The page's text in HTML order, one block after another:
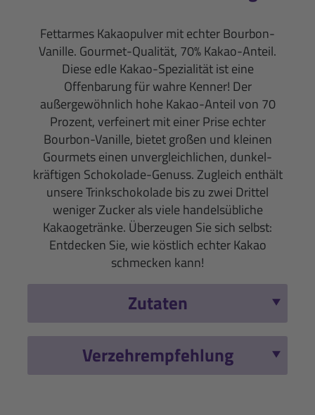
Fettarmes Kakaopulver mit echter Bourbon-
Vanille. Gourmet-Qualität, 70% Kakao-Anteil.
Diese edle Kakao-Spezialität ist eine
Offenbarung für wahre Kenner! Der
außergewöhnlich hohe Kakao-Anteil von 70
Prozent, verfeinert mit einer Prise echter
Bourbon-Vanille, bietet großen und kleinen
Gourmets einen unvergleichlichen, dunkel-
kräftigen Schokolade-Genuss. Zugleich enthält
unsere Trinkschokolade bis zu zwei Drittel
weniger Zucker als viele handelsübliche
Kakaogetränke. Überzeugen Sie sich selbst:
Entdecken Sie, wie köstlich echter Kakao
schmecken kann!
Zutaten
Verzehrempfehlung